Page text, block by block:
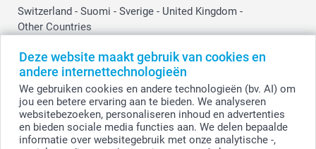
Deze website maakt gebruik van cookies en
andere internettechnologieën
We gebruiken cookies en andere technologieën (bv. AI) om
jou een betere ervaring aan te bieden. We analyseren
websitebezoeken, personaliseren inhoud en advertenties
en bieden sociale media functies aan. We delen bepaalde
informatie over websitegebruik met onze analytische -,
Switzerland - Suomi - Sverige - United Kingdom -
Other Countries
© smartphoto group. Alle rechten voorbehouden.Disclaimer
Alle prijzen zijn in EURO (€) inclusief BTW en exclusief verzendkosten.